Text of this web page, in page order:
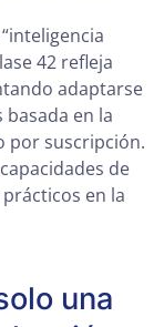
42 refleja
adaptarse
en la
por suscripción.
de
en la
una